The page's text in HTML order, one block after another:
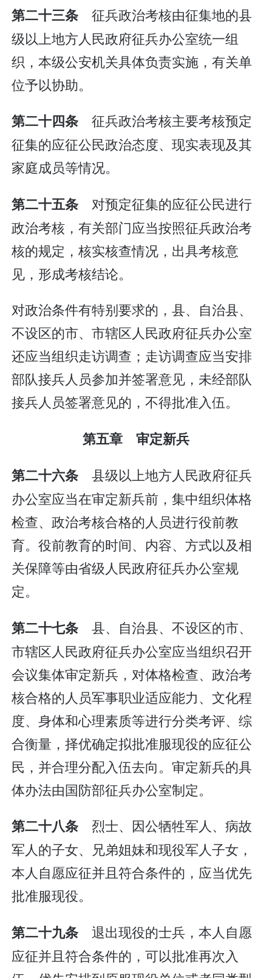
第二十三条 征兵政治考核由征集地的县
级以上地方人民政府征兵办公室统一组
织，本级公安机关具体负责实施，有关单
位予以协助。
第二十四条 征兵政治考核主要考核预定
征集的应征公民政治态度、现实表现及其
家庭成员等情况。
第二十五条 对预定征集的应征公民进行
政治考核，有关部门应当按照征兵政治考
核的规定，核实核查情况，出具考核意
见，形成考核结论。
对政治条件有特别要求的，县、自治县、
不设区的市、市辖区人民政府征兵办公室
还应当组织走访调查；走访调查应当安排
部队接兵人员参加并签署意见，未经部队
接兵人员签署意见的，不得批准入伍。
第五章 审定新兵
第二十六条 县级以上地方人民政府征兵
办公室应当在审定新兵前，集中组织体格
检查、政治考核合格的人员进行役前教
育。役前教育的时间、内容、方式以及相
关保障等由省级人民政府征兵办公室规
定。
第二十七条 县、自治县、不设区的市、
市辖区人民政府征兵办公室应当组织召开
会议集体审定新兵，对体格检查、政治考
核合格的人员军事职业适应能力、文化程
度、身体和心理素质等进行分类考评、综
合衡量，择优确定拟批准服现役的应征公
民，并合理分配入伍去向。审定新兵的具
体办法由国防部征兵办公室制定。
第二十八条 烈士、因公牺牲军人、病故
军人的子女、兄弟姐妹和现役军人子女，
本人自愿应征并且符合条件的，应当优先
批准服现役。
第二十九条 退出现役的士兵，本人自愿
应征并且符合条件的，可以批准再次入